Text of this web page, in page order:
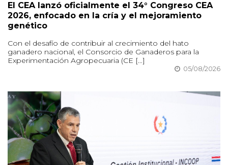
El CEA lanzó oficialmente el 34° Congreso CEA
2026, enfocado en la cría y el mejoramiento
genético
Con el desafío de contribuir al crecimiento del hato
ganadero nacional, el Consorcio de Ganaderos para la
Experimentación Agropecuaria (CE [...]
05/08/2026